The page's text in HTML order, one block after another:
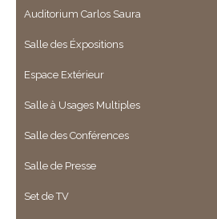
Auditorium Carlos Saura
Salle des Éxpositions
Espace Extérieur
Salle à Usages Multiples
Salle des Conférences
Salle de Presse
Set de TV